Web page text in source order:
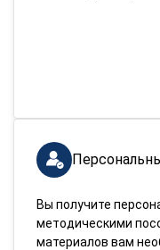
Вы получите
методическими
материалов вам